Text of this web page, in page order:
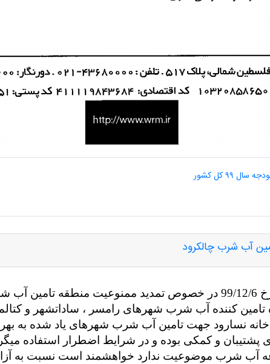
آب شرب چالکرود
بازگشت به نامه شماره 21385 / 141 / 99 مورخ 99/12/6 در خصوص تمدید
کننده آب شرب شهرهای رامسر ، ساداتشهر و کتالم
نسارود جهت تامین آب شرب شهرهای یاد شده به
و کمکی بوده و در شرایط اضطرار استفاده
آب شرب موضوعیت ندارد خواهشمند است نسبت به